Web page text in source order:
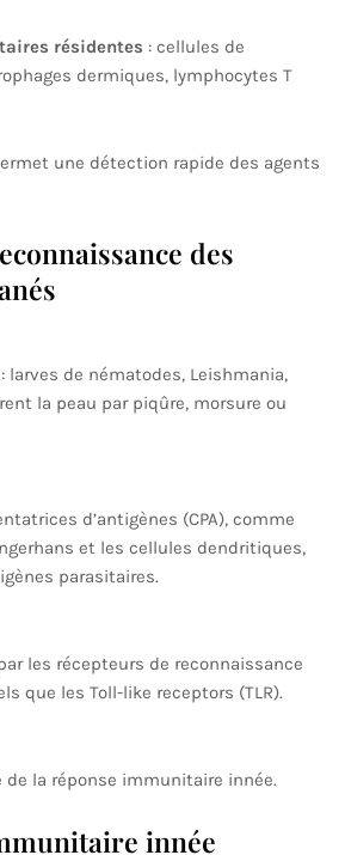
résidentes : cellules de
dermiques, lymphocytes T
une détection rapide des agents
des
larves de nématodes, Leishmania,
la peau par piqûre, morsure ou
d’antigènes (CPA), comme
et les cellules dendritiques,
parasitaires.
les récepteurs de reconnaissance
que les Toll-like receptors (TLR).
la réponse immunitaire innée.
innée